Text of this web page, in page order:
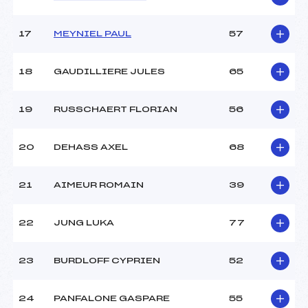
U12
17 MEYNIEL PAUL 57
18 GAUDILLIERE JULES 65
19 RUSSCHAERT FLORIAN 56
20 DEHASS AXEL 68
21 AIMEUR ROMAIN 39
22 JUNG LUKA 77
23 BURDLOFF CYPRIEN 52
24 PANFALONE GASPARE 55